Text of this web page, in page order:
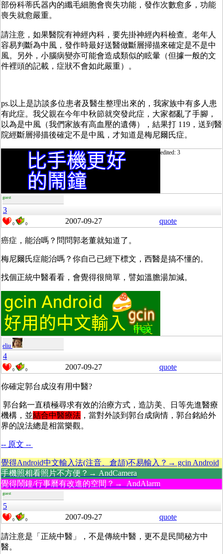
部份科蒂氏器內的纖毛細胞會喪失功能，發作次數愈多，功能
喪失就愈嚴重。
請注意，如果醫院有神經內科，要先掛神經內科檢查。老年人
容易判斷為中風，發作時最好送醫做斷層掃描來確定是不是中
風。另外，小腦病變亦可能會造成類似的眩暈（但據一般的文
件裡頭的記載，症狀不會如此嚴重）。
ps.以上是訪談多位患者及醫生整理出來的，我家族中有多人患
有此症。我父親在今年中秋節就突發此症，大家都亂了手腳，
以為是中風（我們家族有高血壓的遺傳），結果打 119，送到醫
院經斷層掃描後確定不是中風，才知道是梅尼爾氏症。
edited: 3
guest
3
0 0 2007-09-27 quote
癌症，能治嗎？問問郭老董就知道了。
梅尼爾氏症能治嗎？你自己已經下標文，西醫是搞不懂的。
找個正統中醫看看，會覺得很簡單，譬如溫膽湯加減。
eliu
4
0 0 2007-09-27 quote
你確定郭台成沒有用中醫?
郭台銘一直積極尋求有效的治療方式，造訪美、日等先進醫療
機構，並結合中醫療法 ，當對外談到郭台成病情，郭台銘給外
界的說法總是相當樂觀。
-- 原文 --
覺得Android中文輸入法(注音、倉頡)不易輸入？→ gcin Android
手機照相看照片不方便？→ AndCamera
覺得鬧鐘/行事曆有改進的空間？→ AndAlarm
guest
5
0 0 2007-09-27 quote
請注意是「正統中醫」，不是傳統中醫，更不是民間秘方中
醫。